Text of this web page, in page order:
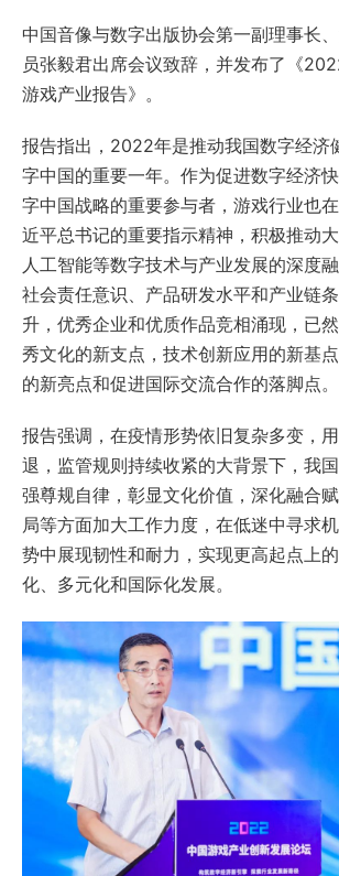
中国音像与数字出版协会第一副理事长
员张毅君出席会议致辞，并发布了《
游戏产业报告》。
报告指出，2022年是推动我国数字经济
字中国的重要一年。作为促进数字经济
字中国战略的重要参与者，游戏⾏业也
近平总书记的重要指示精神，积极推动⼤
⼈⼯智能等数字技术与产业发展的深度
社会责任意识、产品研发⽔平和产业链
升，优秀企业和优质作品竞相涌现，已
秀⽂化的新⽀点，技术创新应⽤的新基
的新亮点和促进国际交流合作的落脚点。
报告强调，在疫情形势依旧复杂多变，
退，监管规则持续收紧的大背景下，我
强尊规⾃律，彰显⽂化价值，深化融合
局等方面加⼤工作⼒度，在低迷中寻求
势中展现韧性和耐力，实现更高起点上
化、多元化和国际化发展。